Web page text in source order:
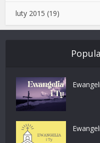
luty 2015 (19)